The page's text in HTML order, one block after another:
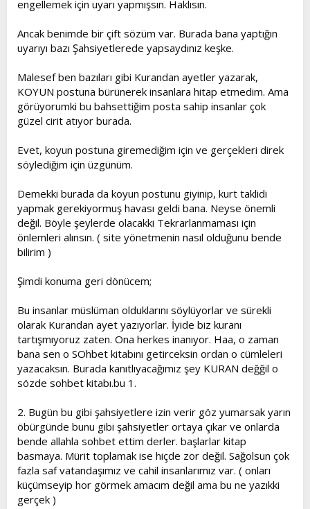
engellemek için uyarı yapmışsın. Haklısın.
Ancak benimde bir çift sözüm var. Burada bana yaptığın
uyarıyı bazı Şahsiyetlerede yapsaydınız keşke.
Malesef ben bazıları gibi Kurandan ayetler yazarak,
KOYUN postuna bürünerek insanlara hitap etmedim. Ama
görüyorumki bu bahsettiğim posta sahip insanlar çok
güzel cirit atıyor burada.
Evet, koyun postuna giremediğim için ve gerçekleri direk
söylediğim için üzgünüm.
Demekki burada da koyun postunu giyinip, kurt taklidi
yapmak gerekiyormuş havası geldi bana. Neyse önemli
değil. Böyle şeylerde olacakki Tekrarlanmaması için
önlemleri alınsın. ( site yönetmenin nasıl olduğunu bende
bilirim )
Şimdi konuma geri dönücem;
Bu insanlar müslüman olduklarını söylüyorlar ve sürekli
olarak Kurandan ayet yazıyorlar. İyide biz kuranı
tartışmıyoruz zaten. Ona herkes inanıyor. Haa, o zaman
bana sen o SOhbet kitabını getirceksin ordan o cümleleri
yazacaksın. Burada kanıtlıyacağımız şey KURAN değğil o
sözde sohbet kitabı.bu 1.
2. Bugün bu gibi şahsiyetlere izin verir göz yumarsak yarın
öbürgünde bunu gibi şahsiyetler ortaya çıkar ve onlarda
bende allahla sohbet ettim derler. başlarlar kitap
basmaya. Mürit toplamak ise hiçde zor değil. Sağolsun çok
fazla saf vatandaşımız ve cahil insanlarımız var. ( onları
küçümseyip hor görmek amacım değil ama bu ne yazıkki
gerçek )